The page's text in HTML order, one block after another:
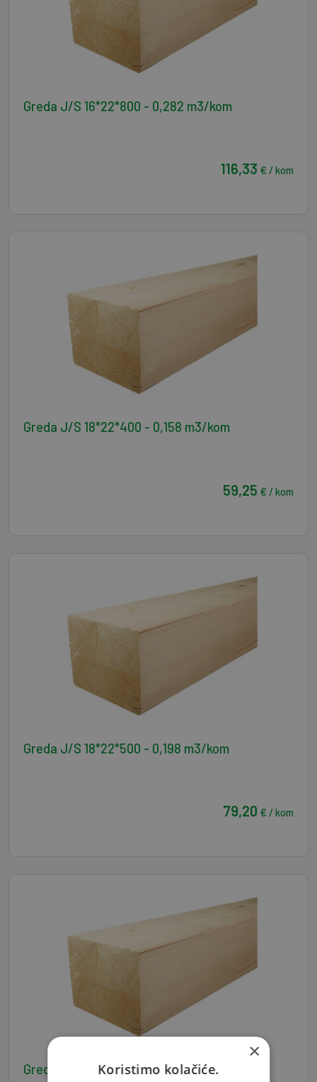
Greda J/S 16*22*800 - 0,282 m3/kom
116,33 € / kom
Greda J/S 18*22*400 - 0,158 m3/kom
59,25 € / kom
Greda J/S 18*22*500 - 0,198 m3/kom
79,20 € / kom
Greda J/S 18*22*600 - 0,238 m3/kom
×
Koristimo kolačiće.